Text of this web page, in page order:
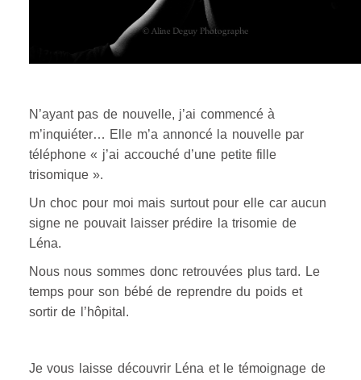
N’ayant pas de nouvelle, j’ai commencé à
m’inquiéter… Elle m’a annoncé la nouvelle par
téléphone « j’ai accouché d’une petite fille
trisomique ».
Un choc pour moi mais surtout pour elle car aucun
signe ne pouvait laisser prédire la trisomie de
Léna.
Nous nous sommes donc retrouvées plus tard. Le
temps pour son bébé de reprendre du poids et
sortir de l’hôpital.
Je vous laisse découvrir Léna et le témoignage de